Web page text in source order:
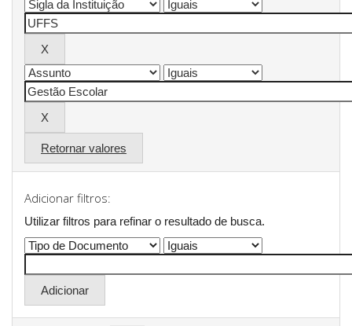
Retornar valores
Adicionar filtros:
Utilizar filtros para refinar o resultado de busca.